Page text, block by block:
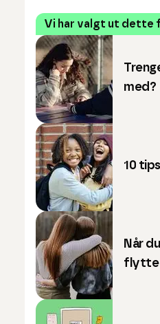
Vi har valgt ut dette
med?
10
Når
flytte